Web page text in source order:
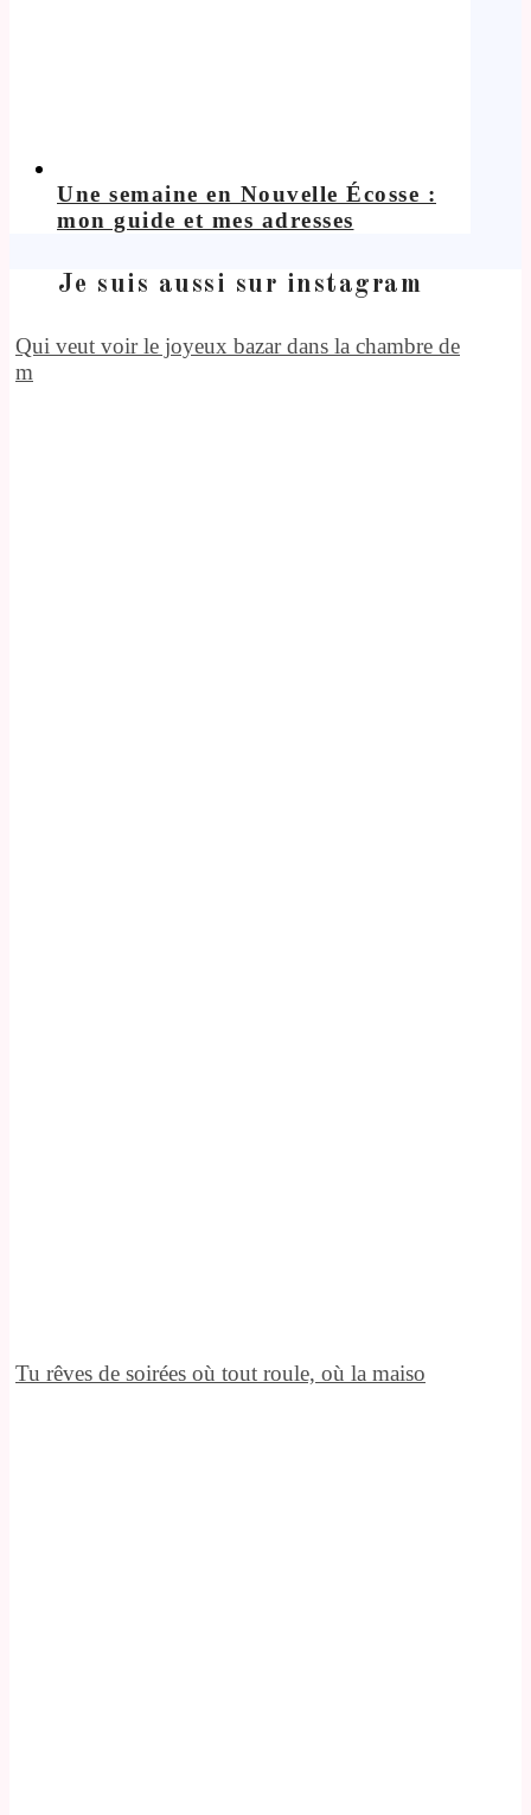
Une semaine en Nouvelle Écosse :
mon guide et mes adresses
Je suis aussi sur instagram
Qui veut voir le joyeux bazar dans la chambre de
m
Tu rêves de soirées où tout roule, où la maiso